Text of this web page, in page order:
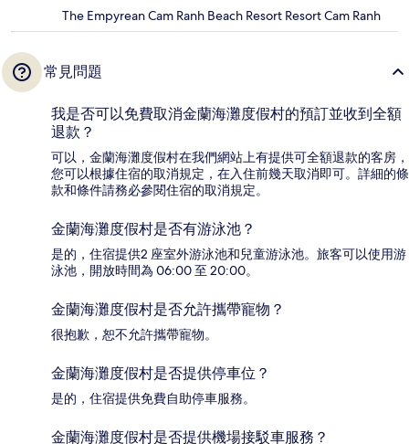
The Empyrean Cam Ranh Beach Resort Resort Cam Ranh
常見問題
我是否可以免費取消金蘭海灘度假村的預訂並收到全額
退款？
可以，金蘭海灘度假村在我們網站上有提供可全額退款的客房，
您可以根據住宿的取消規定，在入住前幾天取消即可。詳細的條
款和條件請務必參閱住宿的取消規定。
金蘭海灘度假村是否有游泳池？
是的，住宿提供2 座室外游泳池和兒童游泳池。旅客可以使用游
泳池，開放時間為 06:00 至 20:00。
金蘭海灘度假村是否允許攜帶寵物？
很抱歉，恕不允許攜帶寵物。
金蘭海灘度假村是否提供停車位？
是的，住宿提供免費自助停車服務。
金蘭海灘度假村是否提供機場接駁車服務？